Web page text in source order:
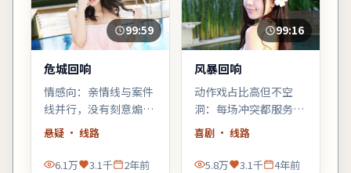
99:59
危城回响
情感向：亲情线与案件
线并行，没有刻意煽
情，却在车站告别那场
戏里让人鼻酸。
悬疑· 线路
6.1万 3.1千 2年前
99:16
风暴回响
动作戏占比高但不空
洞：每场冲突都服务于
人物弧光，郭帆擅长的
群像调度在此片依然
稳。
喜剧 · 线路
5.8万 3.1千 4年前